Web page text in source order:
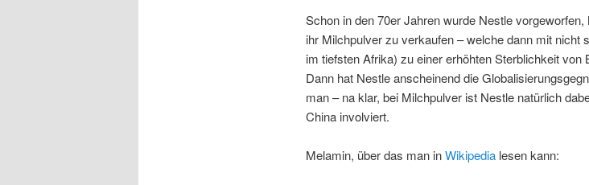
Schon in den 70er Jahren wurde Nestle
ihr Milchpulver zu verkaufen – welche dann mit nicht
im tiefsten Afrika) zu einer erhöhten Sterblichkeit von
Dann hat Nestle anscheinend die
man – na klar, bei Milchpulver ist Nestle natürlich
China involviert.
Melamin, über das man inWikipedialesen kann: